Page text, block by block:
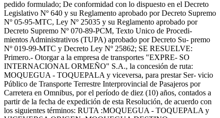
pedido formulado; De conformidad con lo dispuesto en el Decreto
Legislativo Nº 640 y su Reglamento aprobado por Decreto Supremo
Nº 05-95-MTC, Ley Nº 25035 y su Reglamento aprobado por
Decreto Supremo Nº 070-89-PCM, Texto Unico de Procedi-
mientos Administrativos (TUPA) aprobado por Decreto Su- premo
Nº 019-99-MTC y Decreto Ley Nº 25862; SE RESUELVE:
Primero.- Otorgar a la empresa de transportes "EXPRE- SO
INTERNACIONAL ORMEÑO" S.A., la concesión de ruta:
MOQUEGUA - TOQUEPALA y viceversa, para prestar Ser- vicio
Público de Transporte Terrestre Interprovincial de Pasajeros por
Carretera en Omnibus, por el período de diez (10) años, contados a
partir de la fecha de expedición de esta Resolución, de acuerdo con
los siguientes términos: RUTA :MOQUEGUA - TOQUEPALA y